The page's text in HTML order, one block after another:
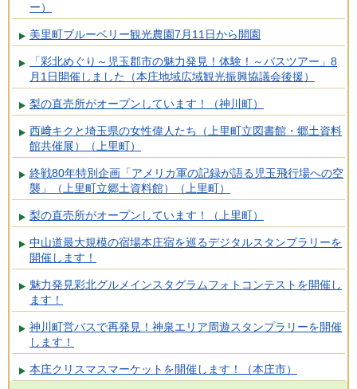
ー）
美里町ブルーベリー観光農園7月11日から開園
「彩北めぐり～児玉郡市の魅力発見！体験！～バスツアー」8
月1日開催しました（本庄地域広域観光振興協議会後援）
梨の直売所がオープンしています！（神川町）
西﨑キクと埼玉県の女性偉人たち（上里町立図書館・郷土資料
館共催展）（上里町）
終戦80年特別企画「アメリカ軍の記録が語る児玉飛行場への空
襲」（上里町立郷土資料館）（上里町）
梨の直売所がオープンしています！（上里町）
中山道最大規模の宿場本庄宿を巡るデジタルスタンプラリーを
開催します！
魅力発見彩北グルメインスタグラムフォトコンテストを開催し
ます！
神川町営バスで再発見！神泉エリア周遊スタンプラリーを開催
します！
本庄クリスマスマーケットを開催します！（本庄市）